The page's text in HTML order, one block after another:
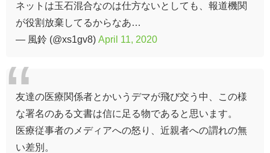
ネットは玉石混合なのは仕方ないとしても、報道機関
が役割放棄してるからなあ…
— 風鈴 (@xs1gv8) April 11, 2020
友達の医療関係者とかいうデマが飛び交う中、この様
な署名のある文書は信に足る物であると思います。
医療従事者のメディアへの怒り、近親者への謂れの無
い差別。